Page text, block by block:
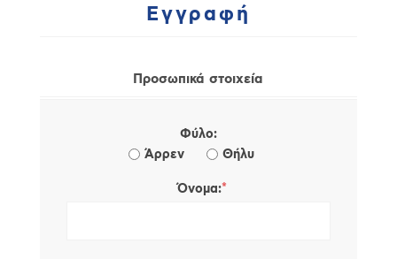
Εγγραφή
Προσωπικά στοιχεία
Φύλο:
Άρρεν
Θήλυ
Όνομα:*